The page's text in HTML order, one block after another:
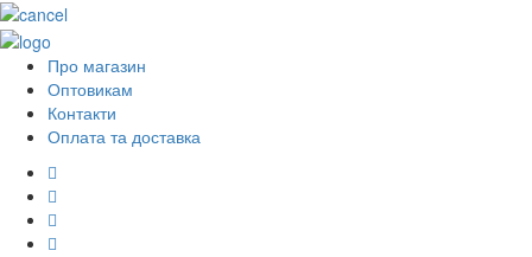
Про магазин
Оптовикам
Контакти
Оплата та доставка